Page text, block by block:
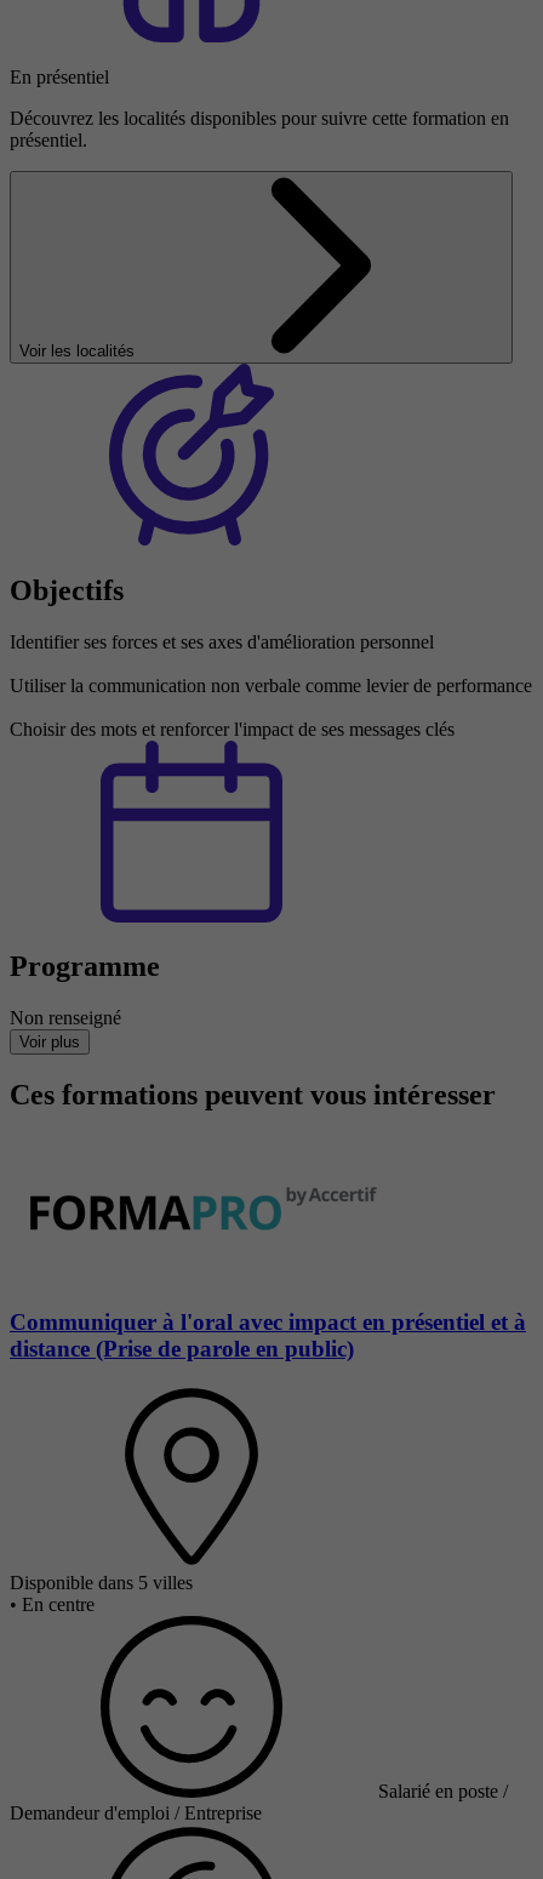
En présentiel
Découvrez les localités disponibles pour suivre cette formation en
présentiel.
Voir les localités
Objectifs
Identifier ses forces et ses axes d'amélioration personnel
Utiliser la communication non verbale comme levier de performance
Choisir des mots et renforcer l'impact de ses messages clés
Programme
Non renseigné
Voir plus
Ces formations peuvent vous intéresser
Communiquer à l'oral avec impact en présentiel et à
distance (Prise de parole en public)
Disponible dans 5 villes
• En centre
Salarié en poste /
Demandeur d'emploi / Entreprise